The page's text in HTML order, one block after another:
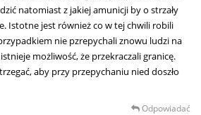
natomiast z jakiej amunicji by o strzały
Istotne jest również co w tej chwili robili
nie pzrepychali znowu ludzi na
możliwość, że przekraczali granicę.
aby przy przepychaniu nied doszło
Odpowiadać